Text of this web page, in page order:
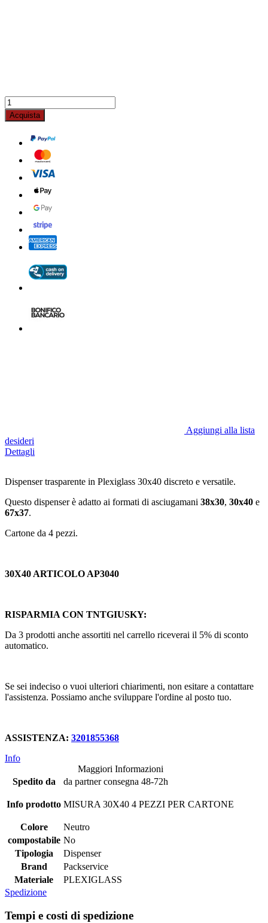
Acquista
Aggiungi alla lista
desideri
Dettagli
Dispenser trasparente in Plexiglass 30x40 discreto e versatile.
Questo dispenser è adatto ai formati di asciugamani 38x30, 30x40 e
67x37.
Cartone da 4 pezzi.
30X40 ARTICOLO AP3040
RISPARMIA CON TNTGIUSKY:
Da 3 prodotti anche assortiti nel carrello riceverai il 5% di sconto
automatico.
Se sei indeciso o vuoi ulteriori chiarimenti, non esitare a contattare
l'assistenza. Possiamo anche sviluppare l'ordine al posto tuo.
ASSISTENZA: 3201855368
Info
Maggiori Informazioni
Spedito da
da partner consegna 48-72h
Info prodotto MISURA 30X40 4 PEZZI PER CARTONE
Colore
Neutro
compostabile No
Tipologia
Dispenser
Brand
Packservice
Materiale
PLEXIGLASS
Spedizione
Tempi e costi di spedizione